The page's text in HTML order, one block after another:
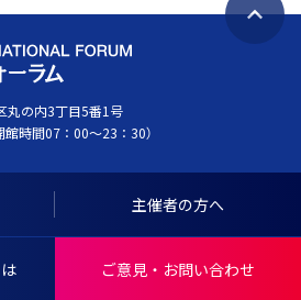
ペ
プ
戻
る
の内3丁目5番1号
館時間07：00～23：30）
主催者の方へ
ご意見・お問い合わせ